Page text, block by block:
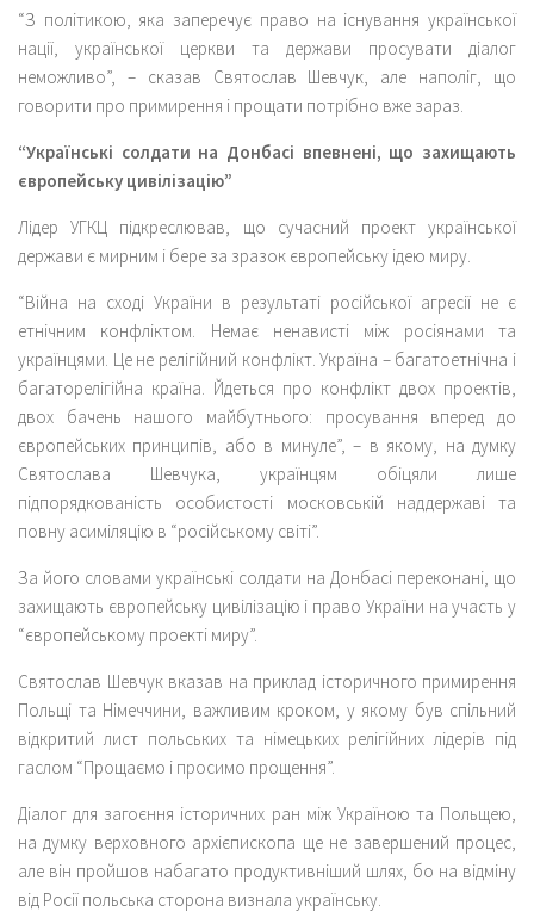
“З політикою, яка заперечує право на існування української
нації, української церкви та держави просувати діалог
неможливо”, – сказав Святослав Шевчук, але наполіг, що
говорити про примирення і прощати потрібно вже зараз.
“Українські солдати на Донбасі впевнені, що захищають
європейську цивілізацію”
Лідер УГКЦ підкреслював, що сучасний проект української
держави є мирним і бере за зразок європейську ідею миру.
“Війна на сході України в результаті російської агресії не є
етнічним конфліктом. Немає ненависті між росіянами та
українцями. Це не релігійний конфлікт. Україна – багатоетнічна і
багаторелігійна країна. Йдеться про конфлікт двох проектів,
двох бачень нашого майбутнього: просування вперед до
європейських принципів, або в минуле”, – в якому, на думку
Святослава Шевчука, українцям обіцяли лише
підпорядкованість особистості московській наддержаві та
повну асиміляцію в “російському світі”.
За його словами українські солдати на Донбасі переконані, що
захищають європейську цивілізацію і право України на участь у
“європейському проекті миру”.
Святослав Шевчук вказав на приклад історичного примирення
Польщі та Німеччини, важливим кроком, у якому був спільний
відкритий лист польських та німецьких релігійних лідерів під
гаслом “Прощаємо і просимо прощення”.
Діалог для загоєння історичних ран між Україною та Польщею,
на думку верховного архієпископа ще не завершений процес,
але він пройшов набагато продуктивніший шлях, бо на відміну
від Росії польська сторона визнала українську.